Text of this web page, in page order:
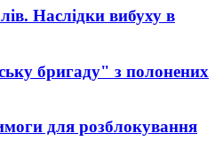
Наслідки вибуху в
бригаду" з полонених
для розблокування